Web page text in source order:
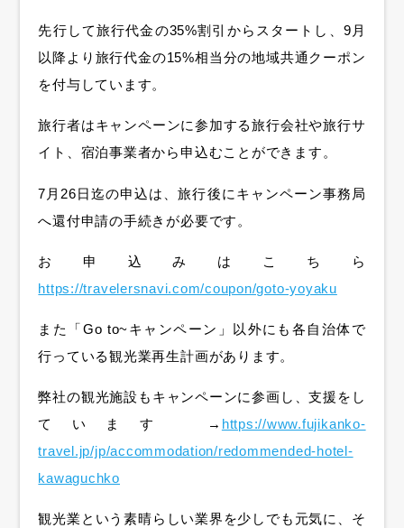
先行して旅行代金の35%割引からスタートし、9月
以降より旅行代金の15%相当分の地域共通クーポン
を付与しています。
旅行者はキャンペーンに参加する旅行会社や旅行サ
イト、宿泊事業者から申込むことができます。
7月26日迄の申込は、旅行後にキャンペーン事務局
へ還付申請の手続きが必要です。
お申込みはこちら
https://travelersnavi.com/coupon/goto-yoyaku
また「Go to~キャンペーン」以外にも各自治体で
行っている観光業再生計画があります。
弊社の観光施設もキャンペーンに参画し、支援をし
ています → https://www.fujikanko-
travel.jp/jp/accommodation/redommended-hotel-
kawaguchko
観光業という素晴らしい業界を少しでも元気に、そ